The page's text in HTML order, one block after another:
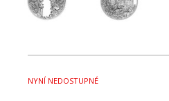
NYNÍ NEDOSTUPNÉ